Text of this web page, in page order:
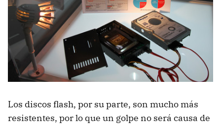
Los discos flash, por su parte, son mucho más
resistentes, por lo que un golpe no será causa de